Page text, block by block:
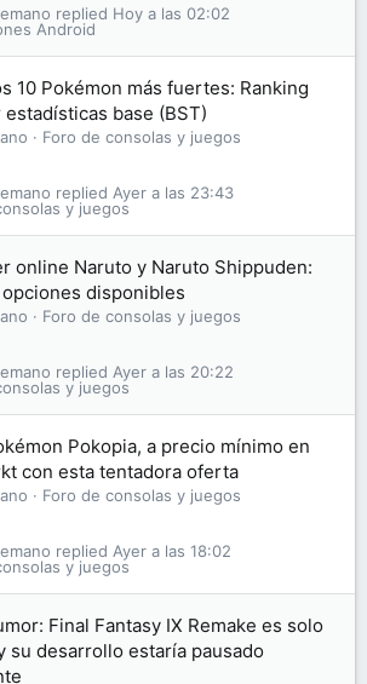
Android
Hoy a las 02:02
10 Pokémon más fuertes: Ranking
base (BST)
Foro de consolas y juegos
y juegos
Ayer a las 23:43
online Naruto y Naruto Shippuden:
disponibles
Foro de consolas y juegos
y juegos
Ayer a las 20:22
Pokopia, a precio mínimo en
con esta tentadora oferta
Foro de consolas y juegos
y juegos
Ayer a las 18:02
Final Fantasy IX Remake es solo
su desarrollo estaría pausado